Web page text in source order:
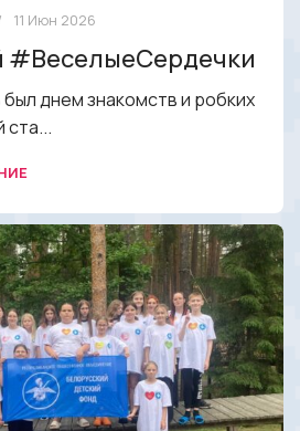
11 Июн 2026
#ВеселыеСердечки
днем знакомств и робких
ста...